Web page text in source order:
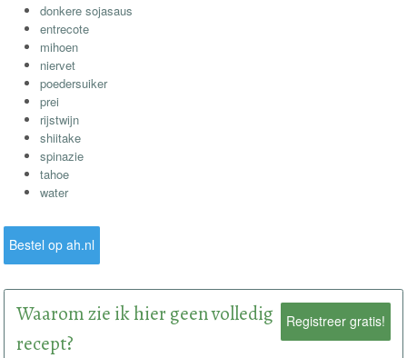
donkere sojasaus
entrecote
mihoen
niervet
poedersuiker
prei
rijstwijn
shiitake
spinazie
tahoe
water
Bestel op ah.nl
Registreer gratis!
Waarom zie ik hier geen volledig
recept?